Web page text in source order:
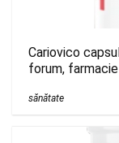
Cariovico
forum,
sănătate